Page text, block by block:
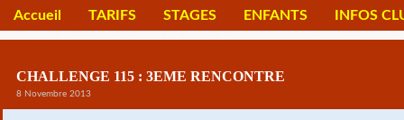
Accueil TARIFS STAGES ENFANTS INFOS
CHALLENGE 115 : 3EME RENCONTRE
8 Novembre 2013